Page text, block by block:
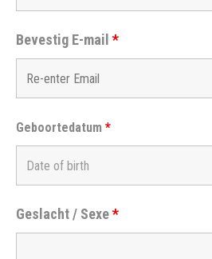
Bevestig E-mail *
Geboortedatum *
Geslacht / Sexe*